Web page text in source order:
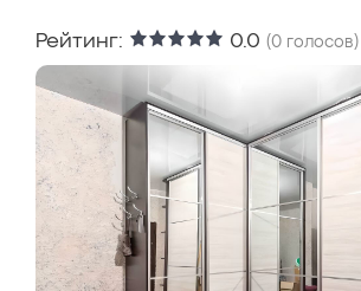
Рейтинг: 0.0 (0 голосов)